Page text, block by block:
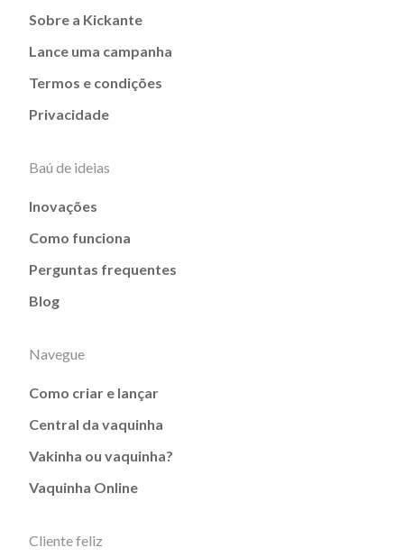
Sobre a Kickante
Lance uma campanha
Termos e condições
Privacidade
Baú de ideias
Inovações
Como funciona
Perguntas frequentes
Blog
Navegue
Como criar e lançar
Central da vaquinha
Vakinha ou vaquinha?
Vaquinha Online
Cliente feliz